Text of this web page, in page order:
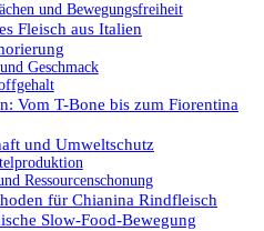
und Bewegungsfreiheit
Fleisch aus Italien
Geschmack
Vom T-Bone bis zum Fiorentina
und Umweltschutz
Ressourcenschonung
für Chianina Rindfleisch
Slow-Food-Bewegung